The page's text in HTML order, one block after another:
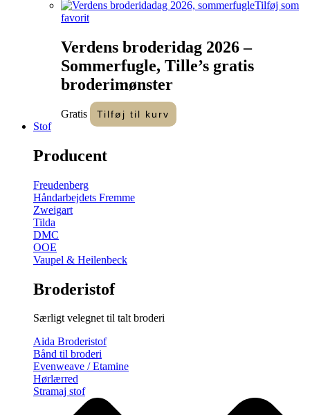
Tilføj som
favorit
Verdens broderidag 2026 –
Sommerfugle, Tille’s gratis
broderimønster
Gratis Tilføj til kurv
Stof
Producent
Freudenberg
Håndarbejdets Fremme
Zweigart
Tilda
DMC
OOE
Vaupel & Heilenbeck
Broderistof
Særligt velegnet til talt broderi
Aida Broderistof
Bånd til broderi
Evenweave / Etamine
Hørlærred
Stramaj stof